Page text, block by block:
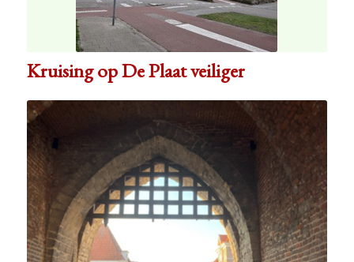
Kruising op De Plaat veiliger